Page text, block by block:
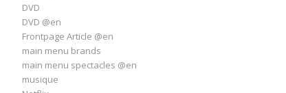
DVD
DVD @en
Frontpage Article @en
main menu brands
main menu spectacles @en
musique